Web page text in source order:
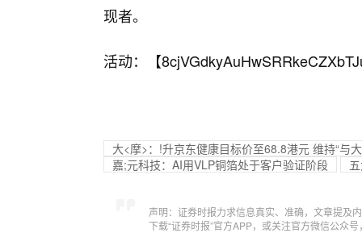
现者。
活动：【
大<摩>：!升京东健康目标价至68.8港元 维持“与
嘉;元科技：AI用VLP铜箔处于客户验证阶段
声明：证券时报力求信息真实、准确，文章提及
下载“证券时报”官方APP，或关注官方微信公众